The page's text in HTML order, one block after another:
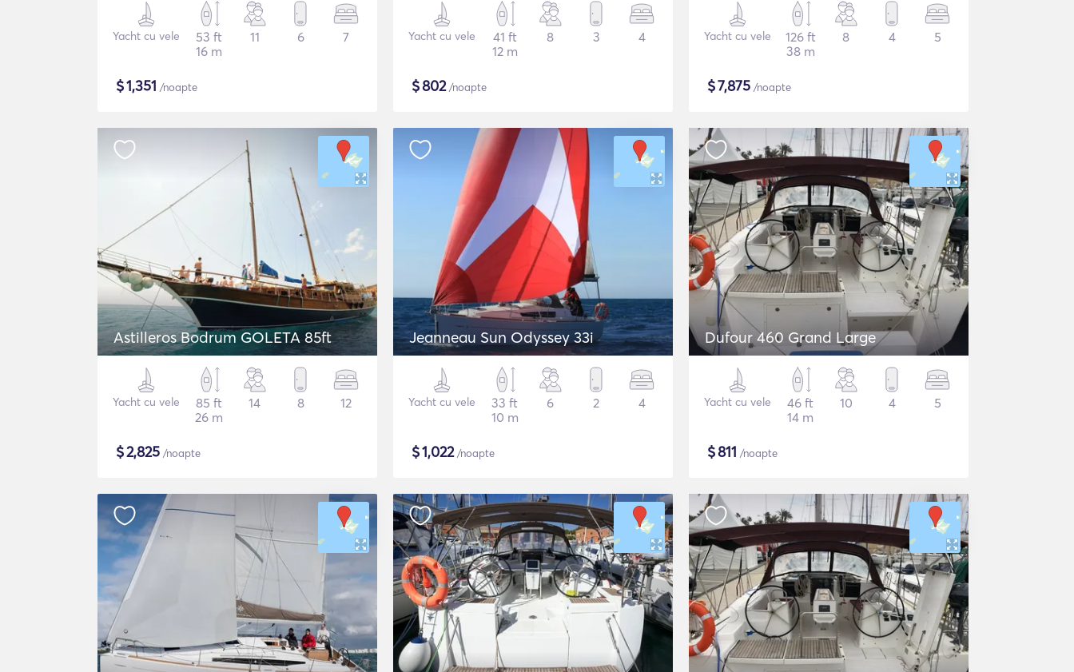
Yacht cu vele
53 ft
16 m
11 6 7
$1,351 /noapte
Yacht cu vele
41 ft
12 m
8 3 4
$802/noapte
Yacht cu vele
126 ft
38 m
8 4 5
$7,875 /noapte
Astilleros Bodrum GOLETA 85ft
Yacht cu vele
85 ft
26 m
14 8 12
$2,825 /noapte
Jeanneau Sun Odyssey 33i
Yacht cu vele
33 ft
10 m
6 2 4
$1,022/noapte
Dufour 460 Grand Large
Yacht cu vele
46 ft
14 m
10 4 5
$811 /noapte